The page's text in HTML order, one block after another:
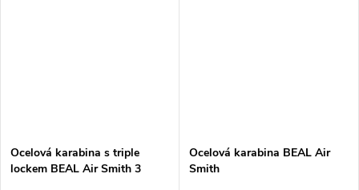
Ocelová karabina s triple
lockem BEAL Air Smith 3
Ocelová karabina BEAL Air
Smith